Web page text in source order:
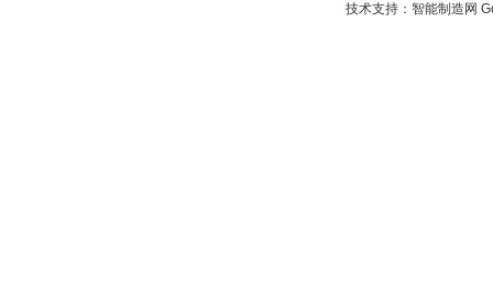
技术支持： 智能制造网